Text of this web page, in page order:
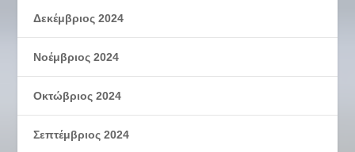
Δεκέμβριος 2024
Νοέμβριος 2024
Οκτώβριος 2024
Σεπτέμβριος 2024